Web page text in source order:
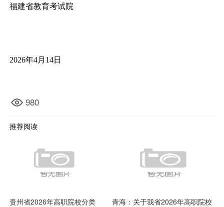
福建省教育考试院
2026年4月14日
980
推荐阅读
贵州省2026年高职院校分类 青海：关于我省2026年高职院校